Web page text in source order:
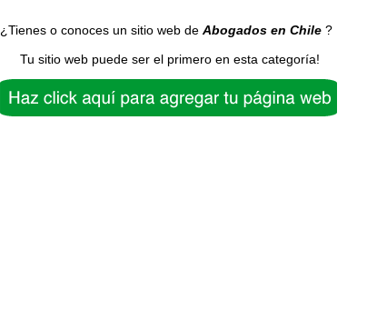
¿Tienes o conoces un sitio web de Abogados en Chile ?
Tu sitio web puede ser el primero en esta categoría!